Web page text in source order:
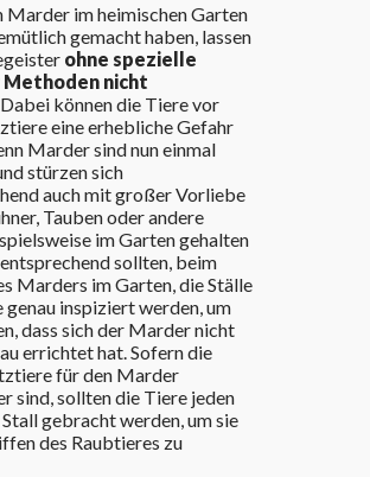
Marder im heimischen Garten
gemacht haben, lassen
ohne spezielle
nicht
können die Tiere vor
eine erhebliche Gefahr
Marder sind nun einmal
stürzen sich
auch mit großer Vorliebe
Tauben oder andere
im Garten gehalten
sollten, beim
Marders im Garten, die Ställe
inspiziert werden, um
dass sich der Marder nicht
errichtet hat. Sofern die
für den Marder
sind, sollten die Tiere jeden
gebracht werden, um sie
des Raubtieres zu